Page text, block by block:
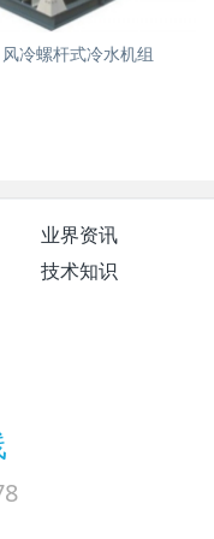
风冷螺杆式冷水机组
业界资讯
技术知识